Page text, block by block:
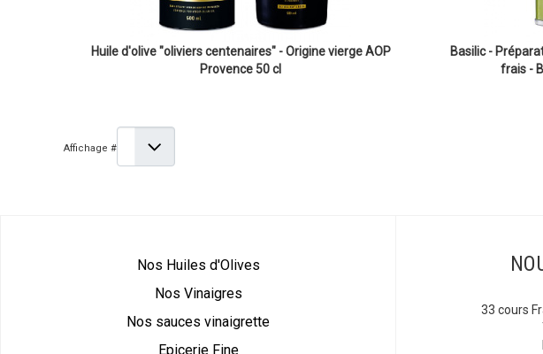
Huile d'olive "oliviers centenaires" - Origine vierge AOP
Provence 50 cl
Basilic -
frais -
Affichage #
Nos Huiles d'Olives
Nos Vinaigres
Nos sauces vinaigrette
Epicerie Fine
33 cours